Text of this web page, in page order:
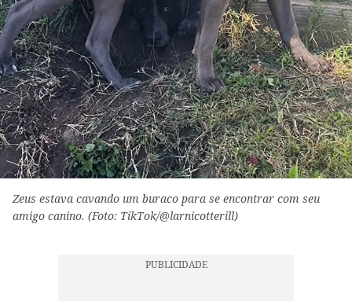
Zeus estava cavando um buraco para se encontrar com seu
amigo canino. (Foto: TikTok/@larnicotterill)